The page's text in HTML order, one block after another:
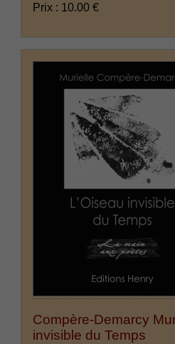
Prix : 10.00 €
Compère-Demarcy
invisible du Temps